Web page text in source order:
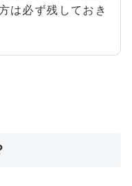
は必ず残しておき